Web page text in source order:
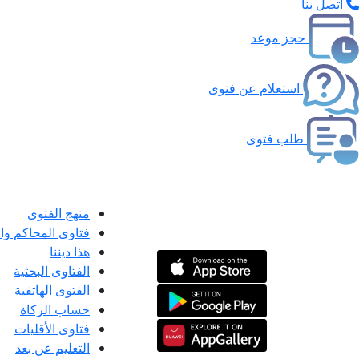
اتصل بنا
حجز موعد
استعلام عن فتوى
طلب فتوى
منهج الفتوى
فتاوى المحاكم
هذا ديننا
الفتاوى البحثية
الفتوى الهاتفية
حساب الزكاة
فتاوى الأقليات
التعليم عن بعد